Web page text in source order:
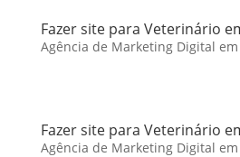
Fazer site para Veterinário
Agência de Marketing Digital
Fazer site para Veterinário
Agência de Marketing Digital